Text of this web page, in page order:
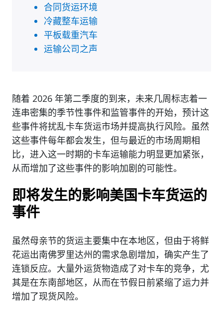
合同货运环境
冷藏整车运输
平板载重汽车
运输公司之声
随着 2026 年第二季度的到来，未来几周标志着一
连串密集的季节性事件和监管事件的开始，预计这
些事件将扰乱卡车货运市场并提高执行风险。虽然
这些事件每年都会发生，但与最近的市场周期相
比，进入这一时期的卡车运输能力明显更加紧张，
从而增加了这些事件的影响加剧的可能性。
即将发生的影响美国卡车货运的
事件
虽然母亲节的货运主要集中在本地区，但由于将鲜
花运出南佛罗里达州的需求急剧增加，确实产生了
连锁反应。大量外运货物造成了对卡车的竞争，尤
其是在东南部地区，从而在节假日前紧缩了运力并
增加了现货风险。